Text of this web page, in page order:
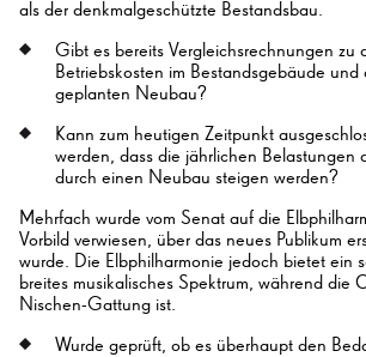
als der denkmalgeschützte Bestandsbau.
Gibt es bereits Vergleichsrechnungen zu
Betriebskosten im Bestandsgebäude und
geplanten Neubau?
Kann zum heutigen Zeitpunkt
werden, dass die jährlichen Belastungen
durch einen Neubau steigen werden?
Mehrfach wurde vom Senat auf die
Vorbild verwiesen, über das neues Publikum
wurde. Die Elbphilharmonie jedoch bietet ein
breites musikalisches Spektrum, während die
Nischen-Gattung ist.
Wurde geprüft, ob es überhaupt den